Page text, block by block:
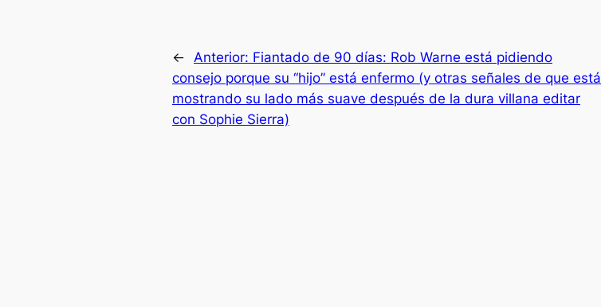
← Anterior: Fiantado de 90 días: Rob Warne está pidiendo
consejo porque su “hijo” está enfermo (y otras señales de que está
mostrando su lado más suave después de la dura villana editar
con Sophie Sierra)